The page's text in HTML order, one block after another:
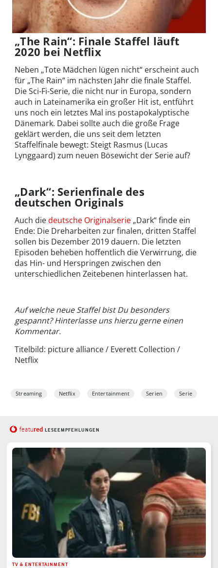
„The Rain“: Finale Staffel läuft
2020 bei Netflix
Neben „Tote Mädchen lügen nicht“ erscheint auch
für „The Rain“ im nächsten Jahr die finale Staffel.
Die Sci-Fi-Serie, die nicht nur in Europa, sondern
auch in Lateinamerika ein großer Hit ist, entführt
uns noch ein letztes Mal ins postapokalyptische
Dänemark. Dabei sollte auch die große Frage
geklärt werden, die uns seit dem letzten
Staffelfinale bewegt: Steigt Rasmus (Lucas
Lynggaard) zum neuen Bösewicht der Serie auf?
„Dark“: Serienfinale des
deutschen Originals
Auch diedeutsche Originalserie „Dark“ finde ein
Ende: Die Dreharbeiten zur finalen, dritten Staffel
sollen bis Dezember 2019 dauern. Die letzten
Episoden beheben hoffentlich die Verwirrung, die
das Hin- und Herspringen zwischen den
unterschiedlichen Zeitebenen hinterlassen hat.
Auf welche neue Staffel bist Du besonders
gespannt? Hinterlasse uns hierzu gerne einen
Kommentar.
Titelbild: picture alliance / Everett Collection /
Netflix
Streaming Netflix Entertainment Serien Serie
featured LESEEMPFEHLUNGEN
TV & ENTERTAINMENT